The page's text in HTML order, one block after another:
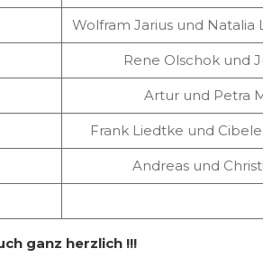
Wolfram Jarius und Natalia
Rene Olschok und
Artur und Petra
Frank Liedtke und
Andreas und
ganz herzlich !!!